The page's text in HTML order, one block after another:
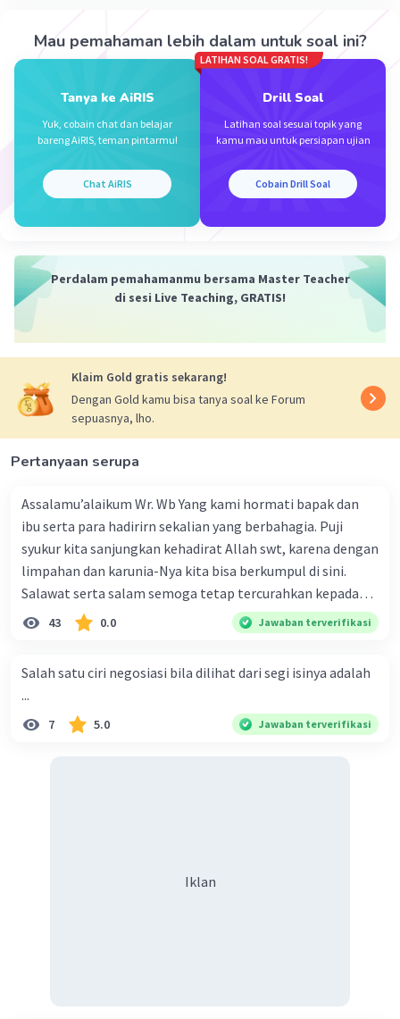
Iklan
berkerja sama dengan produsen plastik!?
Beri Rating·0.0
Mau pemahaman lebih dalam untuk soal ini?
Tanya ke AiRIS
Yuk, cobain chat dan belajar
bareng AiRIS, teman pintarmu!
Chat AiRIS
LATIHAN SOAL GRATIS!
Drill Soal
Latihan soal sesuai topik yang
kamu mau untuk persiapan ujian
Cobain Drill Soal
Perdalam pemahamanmu bersama Master Teacher
di sesi Live Teaching, GRATIS!
Klaim Gold gratis sekarang!
Dengan Gold kamu bisa tanya soal ke Forum
sepuasnya, lho.
Pertanyaan serupa
Assalamu’alaikum Wr. Wb Yang kami hormati bapak dan
ibu serta para hadirirn sekalian yang berbahagia. Puji
syukur kita sanjungkan kehadirat Allah swt, karena dengan
limpahan dan karunia-Nya kita bisa berkumpul di sini.
Salawat serta salam semoga tetap tercurahkan kepada
junjungan Nabi besar Muhammad saw, karena beliau
menyiarkan agama yang haq, yakni agama islam, agama
ke dalam umat-Nya yang diberkahi. Amin ya rabbal alamin.
Hadirin sekalian yang berbahagia! Dirasa amat penting
sekali jiwa sosial untuk diterapkan di lingkungan keluarga,
limpahan karuniaNya kita bisa berkumpul di sini. Kalimat
43 0.0 Jawaban terverifikasi
Salah satu ciri negosiasi bila dilihat dari segi isinya adalah
...
7 5.0 Jawaban terverifikasi
Iklan